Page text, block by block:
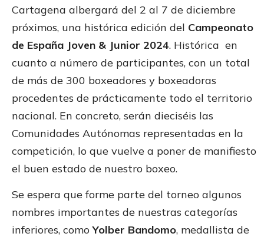
Cartagena albergará del 2 al 7 de diciembre
próximos, una histórica edición del Campeonato
de España Joven & Junior 2024. Histórica en
cuanto a número de participantes, con un total
de más de 300 boxeadores y boxeadoras
procedentes de prácticamente todo el territorio
nacional. En concreto, serán dieciséis las
Comunidades Autónomas representadas en la
competición, lo que vuelve a poner de manifiesto
el buen estado de nuestro boxeo.
Se espera que forme parte del torneo algunos
nombres importantes de nuestras categorías
inferiores, comoYolber Bandomo, medallista de